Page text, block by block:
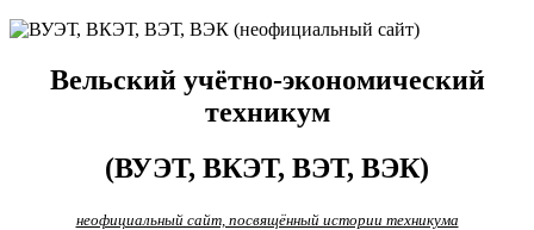
Вельский учётно-экономический
техникум
(ВУЭТ, ВКЭТ, ВЭТ, ВЭК)
неофициальный сайт, посвящённый истории техникума